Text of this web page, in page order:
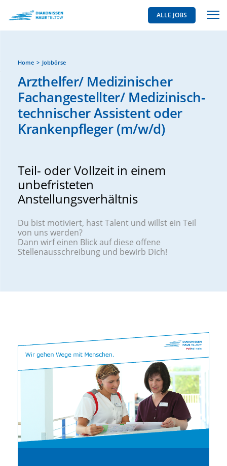
ALLE JOBS
Home Jobbörse
Arzthelfer/ Medizinischer
Fachangestellter/ Medizinisch-
technischer Assistent oder
Krankenpfleger (m/w/d)
Teil- oder Vollzeit in einem
unbefristeten
Anstellungsverhältnis
Du bist motiviert, hast Talent und willst ein Teil
von uns werden?
Dann wirf einen Blick auf diese offene
Stellenausschreibung und bewirb Dich!